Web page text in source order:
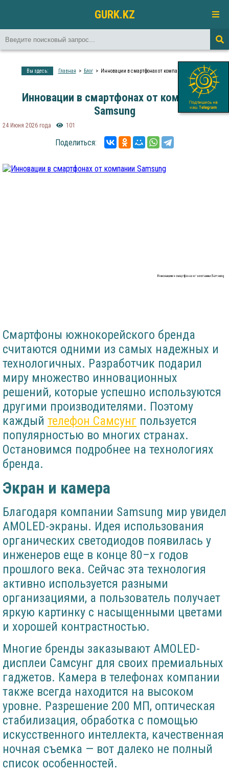
GURK.KZ
Вы здесь: Главная Блог Инновации в смартфонах от компании Samsung
Инновации в смартфонах от компании
Samsung
24 Июня 2026 года 101
Поделиться:
Инновации в смартфонах от компании Samsung
Смартфоны южнокорейского бренда
считаются одними из самых надежных и
технологичных. Разработчик подарил
миру множество инновационных
решений, которые успешно используются
другими производителями. Поэтому
каждый телефон Самсунг пользуется
популярностью во многих странах.
Остановимся подробнее на технологиях
бренда.
Экран и камера
Благодаря компании Samsung мир увидел
AMOLED-экраны. Идея использования
органических светодиодов появилась у
инженеров еще в конце 80–х годов
прошлого века. Сейчас эта технология
активно используется разными
организациями, а пользователь получает
яркую картинку с насыщенными цветами
и хорошей контрастностью.
Многие бренды заказывают AMOLED-
дисплеи Самсунг для своих премиальных
гаджетов. Камера в телефонах компании
также всегда находится на высоком
уровне. Разрешение 200 МП, оптическая
стабилизация, обработка с помощью
искусственного интеллекта, качественная
ночная съемка — вот далеко не полный
список особенностей.